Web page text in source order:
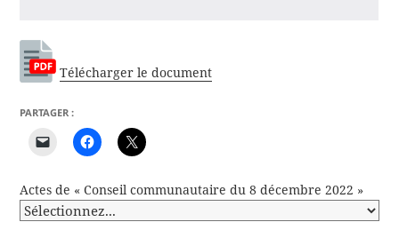
Télécharger le document
PARTAGER :
Actes de « Conseil communautaire du 8 décembre 2022 »